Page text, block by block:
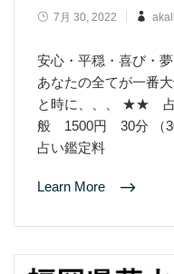
7月 30, 2022 akali
安心・平穏・喜び・
あなたの全てが一番
と時に、、、 ★★
般 1500円 30分 （30
占い鑑定料
Learn More